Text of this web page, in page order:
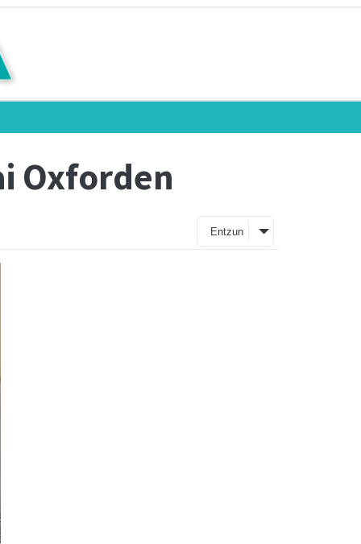
Oxforden
Entzun